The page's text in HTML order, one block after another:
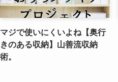
マジで使いにくいよね【奥行
きのある収納】山善流収納
術。